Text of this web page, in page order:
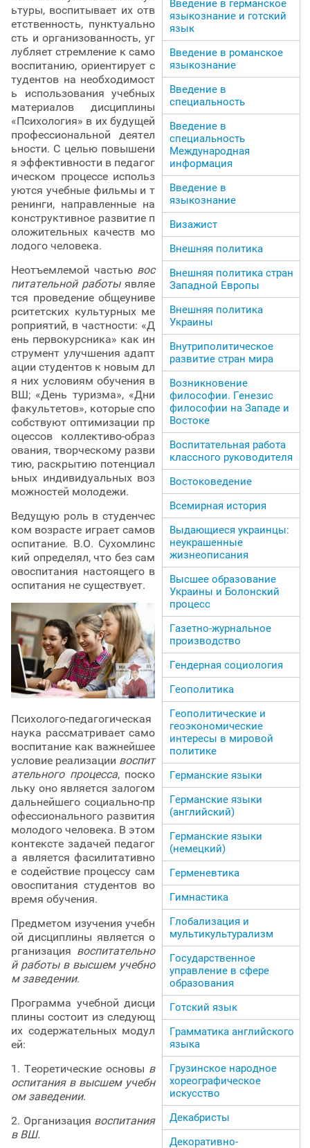
ьтуры, воспитывает их отв
етственность, пунктуально
сть и организованность, уг
лубляет стремление к само
воспитанию, ориентирует с
тудентов на необходимост
ь использования учебных
материалов дисциплины
«Психология» в их будущей
профессиональной деятел
ьности. С целью повышени
я эффективности в педагог
ическом процессе использ
уются учебные фильмы и т
ренинги, направленные на
конструктивное развитие п
оложительных качеств мо
лодого человека.
Неотъемлемой частью вос
питательной работыявляе
тся проведение общеуниве
рситетских культурных ме
роприятий, в частности: «Д
ень первокурсника» как ин
струмент улучшения адапт
ации студентов к новым дл
я них условиям обучения в
ВШ; «День туризма», «Дни
факультетов», которые спо
собствуют оптимизации пр
оцессов коллективо-образ
ования, творческому разви
тию, раскрытию потенциал
ьных индивидуальных воз
можностей молодежи.
Ведущую роль в студенчес
ком возрасте играет самов
оспитание. В.О. Сухомлинс
кий определял, что без сам
овоспитания настоящего в
оспитания не существует.
Психолого-педагогическая
наука рассматривает само
воспитание как важнейшее
условие реализации воспит
ательного процесса, поско
льку оно является залогом
дальнейшего социально-пр
офессионального развития
молодого человека. В этом
контексте задачей педагог
а является фасилитативно
е содействие процессу сам
овоспитания студентов во
время обучения.
Предметом изучения учебн
ой дисциплины является о
рганизация воспитательно
й работы в высшем учебно
м заведении.
Программа учебной дисци
плины состоит из следующ
их содержательных модул
ей:
1. Теоретические основы в
оспитания в высшем учебн
ом заведении.
2. Организация воспитания
в ВШ.
Введение в германское
языкознание и готский
язык
Введение в романское
языкознание
Введение в
специальность
Введение в
специальность
Международная
информация
Введение в
языкознание
Визажист
Внешняя политика
Внешняя политика стран
Западной Европы
Внешняя политика
Украины
Внутриполитическое
развитие стран мира
Возникновение
философии. Генезис
философии на Западе и
Востоке
Воспитательная работа
классного руководителя
Востоковедение
Всемирная история
Выдающиеся украинцы:
неукрашенные
жизнеописания
Высшее образование
Украины и Болонский
процесс
Газетно-журнальное
производство
Гендерная социология
Геополитика
Геополитические и
геоэкономические
интересы в мировой
политике
Германские языки
Германские языки
(английский)
Германские языки
(немецкий)
Герменевтика
Гимнастика
Глобализация и
мультикультурализм
Государственное
управление в сфере
образования
Готский язык
Грамматика английского
языка
Грузинское народное
хореографическое
искусство
Декабристы
Декоративно-